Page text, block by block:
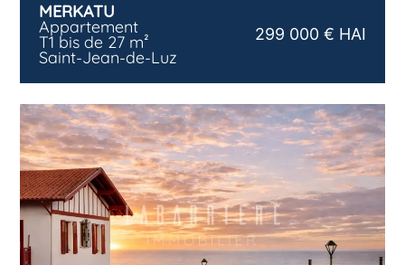
MERKATU
Appartement
T1 bis de 27 m²
Saint-Jean-de-Luz
299 000 € HAI